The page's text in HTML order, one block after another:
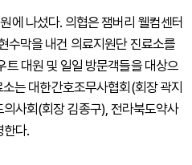
에 나섰다. 의협은 잼버리 웰컴센터
수막을 내건 의료지원단 진료소를
대원 및 일일 방문객들을 대상으
는 대한간호조무사협회(회장 곽지
사회(회장 김종구), 전라북도약사
한다.